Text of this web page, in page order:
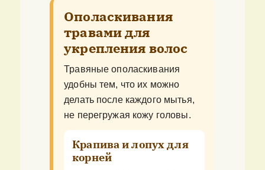
Ополаскивания
травами для
укрепления волос
Травяные ополаскивания
удобны тем, что их можно
делать после каждого мытья,
не перегружая кожу головы.
Крапива и лопух для
корней